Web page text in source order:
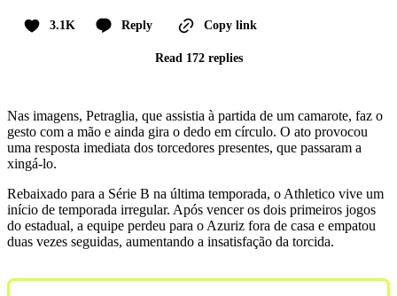
3.1K Reply Copy link
Read 172 replies
Nas imagens, Petraglia, que assistia à partida de um camarote, faz o
gesto com a mão e ainda gira o dedo em círculo. O ato provocou
uma resposta imediata dos torcedores presentes, que passaram a
xingá-lo.
Rebaixado para a Série B na última temporada, o Athletico vive um
início de temporada irregular. Após vencer os dois primeiros jogos
do estadual, a equipe perdeu para o Azuriz fora de casa e empatou
duas vezes seguidas, aumentando a insatisfação da torcida.